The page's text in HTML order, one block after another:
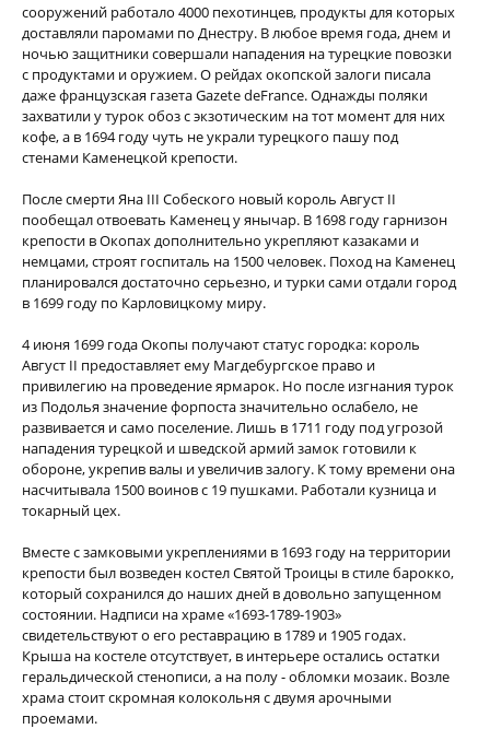
сооружений работало 4000 пехотинцев, продукты для которых
доставляли паромами по Днестру. В любое время года, днем и
ночью защитники совершали нападения на турецкие повозки
с продуктами и оружием. О рейдах окопской залоги писала
даже французская газета Gazete deFrance. Однажды поляки
захватили у турок обоз с экзотическим на тот момент для них
кофе, а в 1694 году чуть не украли турецкого пашу под
стенами Каменецкой крепости.
После смерти Яна III Собеского новый король Август II
пообещал отвоевать Каменец у янычар. В 1698 году гарнизон
крепости в Окопах дополнительно укрепляют казаками и
немцами, строят госпиталь на 1500 человек. Поход на Каменец
планировался достаточно серьезно, и турки сами отдали город
в 1699 году по Карловицкому миру.
4 июня 1699 года Окопы получают статус городка: король
Август II предоставляет ему Магдебургское право и
привилегию на проведение ярмарок. Но после изгнания турок
из Подолья значение форпоста значительно ослабело, не
развивается и само поселение. Лишь в 1711 году под угрозой
нападения турецкой и шведской армий замок готовили к
обороне, укрепив валы и увеличив залогу. К тому времени она
насчитывала 1500 воинов с 19 пушками. Работали кузница и
токарный цех.
Вместе с замковыми укреплениями в 1693 году на территории
крепости был возведен костел Святой Троицы в стиле барокко,
который сохранился до наших дней в довольно запущенном
состоянии. Надписи на храме «1693-1789-1903»
свидетельствуют о его реставрацию в 1789 и 1905 годах.
Крыша на костеле отсутствует, в интерьере остались остатки
геральдической стенописи, а на полу - обломки мозаик. Возле
храма стоит скромная колокольня с двумя арочными
проемами.